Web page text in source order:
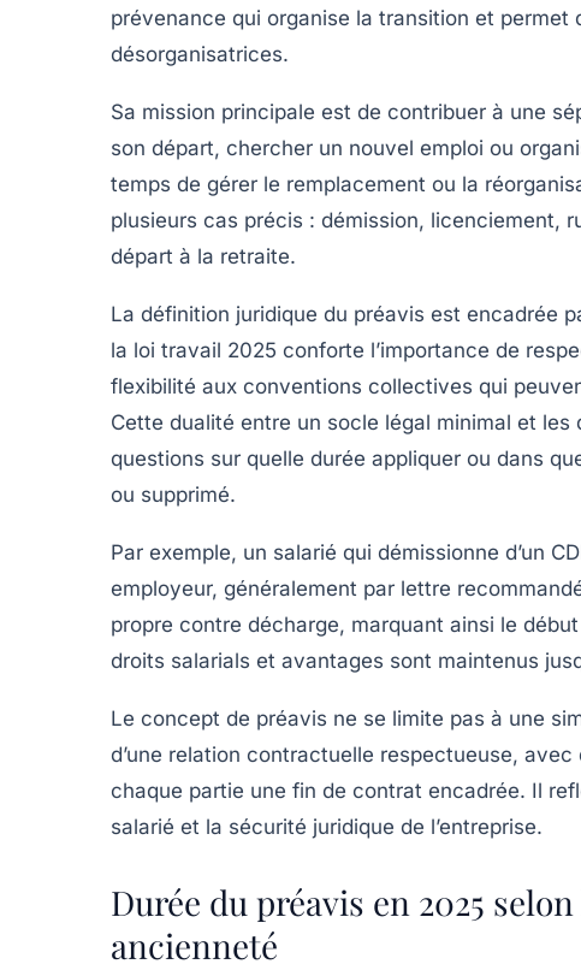
prévenance qui organise la transition et permet
désorganisatrices.
Sa mission principale est de contribuer à une
son départ, chercher un nouvel emploi ou
temps de gérer le remplacement ou la
plusieurs cas précis : démission, licenciement,
départ à la retraite.
La définition juridique du préavis est encadrée
la loi travail 2025 conforte l’importance de
flexibilité aux conventions collectives qui
Cette dualité entre un socle légal minimal et
questions sur quelle durée appliquer ou dans
ou supprimé.
Par exemple, un salarié qui démissionne d’un
employeur, généralement par lettre
propre contre décharge, marquant ainsi le
droits salarials et avantages sont maintenus
Le concept de préavis ne se limite pas à une
d’une relation contractuelle respectueuse,
chaque partie une fin de contrat encadrée. Il
salarié et la sécurité juridique de l’entreprise.
Durée du préavis en 2025
ancienneté